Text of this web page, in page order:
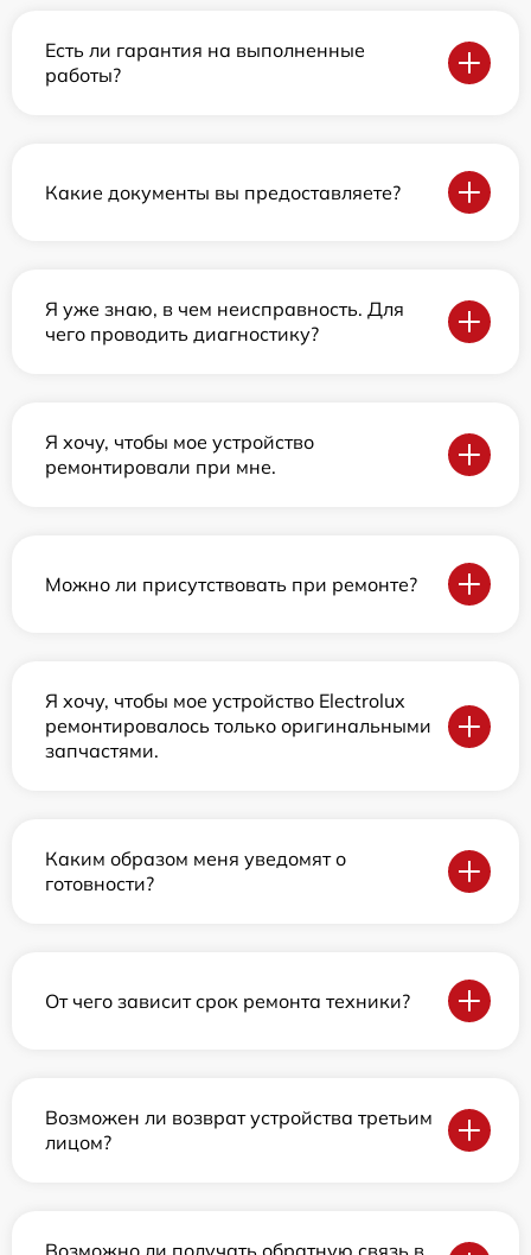
Есть ли гарантия на выполненные
работы?
Какие документы вы предоставляете?
Я уже знаю, в чем неисправность. Для
чего проводить диагностику?
Я хочу, чтобы мое устройство
ремонтировали при мне.
Можно ли присутствовать при ремонте?
Я хочу, чтобы мое устройство Electrolux
ремонтировалось только оригинальными
запчастями.
Каким образом меня уведомят о
готовности?
От чего зависит срок ремонта техники?
Возможен ли возврат устройства третьим
лицом?